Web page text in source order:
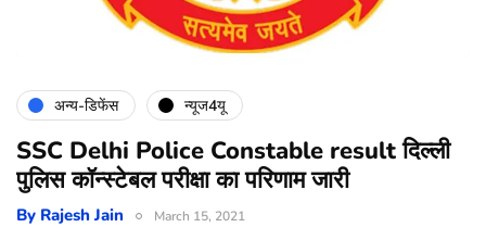
अन्य-डिफेंस न्यूज4यू
SSC Delhi Police Constable result दिल्ली
पुलिस कॉन्स्टेबल परीक्षा का परिणाम जारी
By Rajesh Jain March 15, 2021